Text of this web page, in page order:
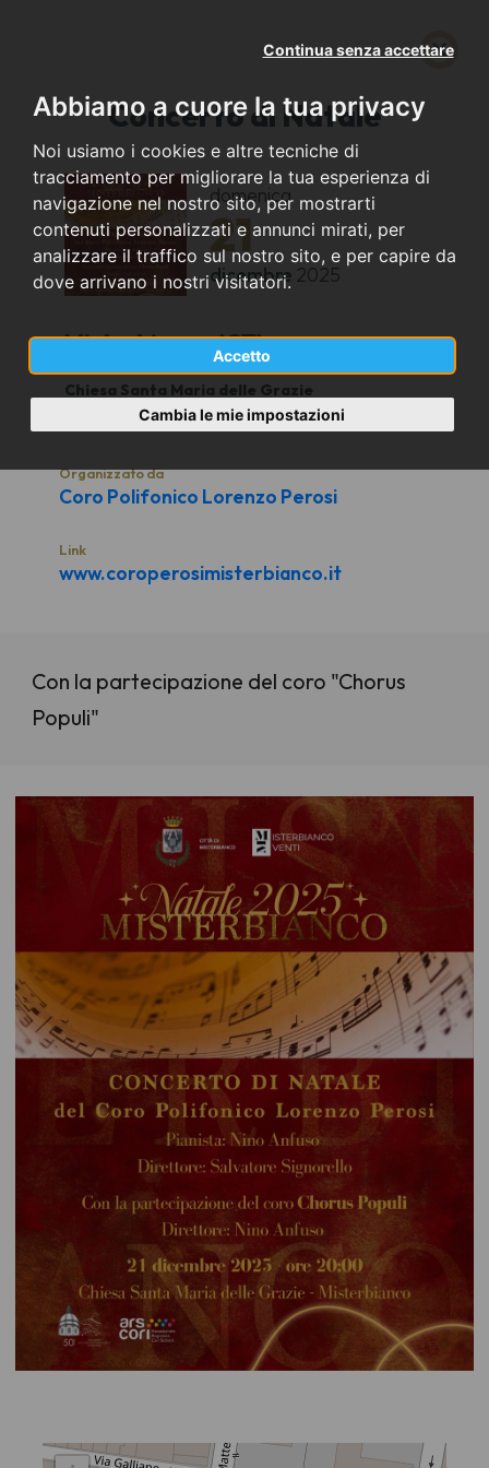
Abbiamo a cuore la tua privacy
Noi usiamo i cookies e altre tecniche di
tracciamento per migliorare la tua esperienza di
navigazione nel nostro sito, per mostrarti
contenuti personalizzati e annunci mirati, per
analizzare il traffico sul nostro sito, e per capire da
dove arrivano i nostri visitatori.
Accetto
Continua senza accettare
Cambia le mie impostazioni
Concerto di Natale
domenica
21
dicembre 2025
Misterbianco (CT)
Chiesa Santa Maria delle Grazie
Organizzato da
Coro Polifonico Lorenzo Perosi
Link
www.coroperosimisterbianco.it
Con la partecipazione del coro "Chorus
Populi"